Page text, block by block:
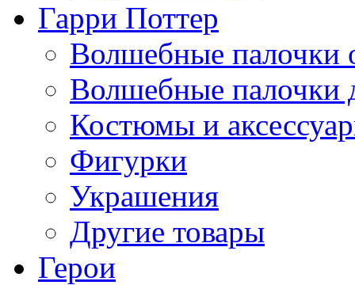
Гарри Поттер
Волшебные палочки
Волшебные палочки
Костюмы и
Фигурки
Украшения
Другие товары
Герои